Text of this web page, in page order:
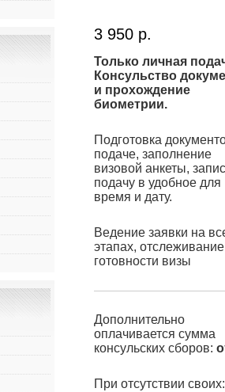
3 950 р.
Только личная
Консульство
и прохождение
биометрии.
Подготовка
подаче, заполнение
визовой анкеты,
подачу в удобное для
время и дату.
Ведение заявки на
этапах, отслеживание
готовности визы
Дополнительно
оплачивается сумма
консульских сборов:
При отсутствии своих: